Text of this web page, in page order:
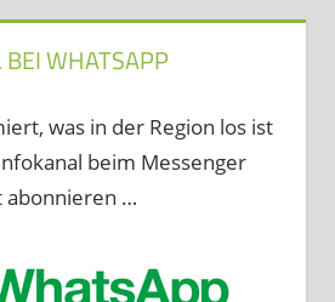
WHATSAPP
was in der Region los ist
beim Messenger
abonnieren …